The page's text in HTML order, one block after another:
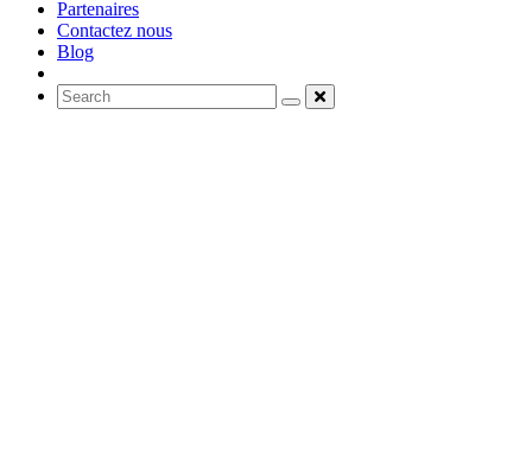
Partenaires
Contactez nous
Blog